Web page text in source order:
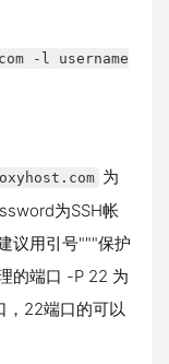
-l username
为
为SSH帐
议用引号"""保护
的端口 -P 22 为
，22端口的可以